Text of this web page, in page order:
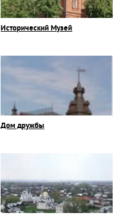
Исторический Музей
Дом дружбы